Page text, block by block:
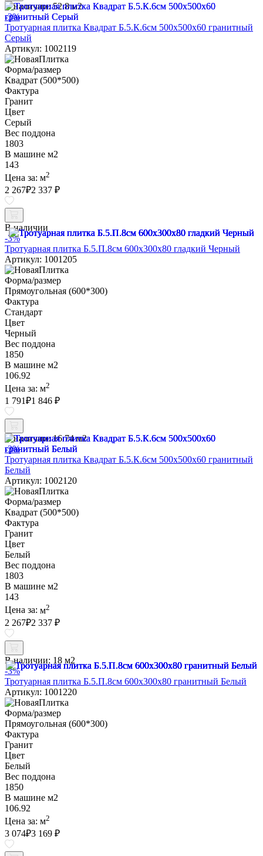
В наличии: 52.8 м2
-3%
Тротуарная плитка Квадрат Б.5.К.6см 500х500х60 гранитный
Серый
Артикул: 1002119
Форма/размер
Квадрат (500*500)
Фактура
Гранит
Цвет
Серый
Вес поддона
1803
В машине м2
143
Цена за: м2
2 267₽2 337 ₽
В наличии
-3%
Тротуарная плитка Б.5.П.8см 600х300х80 гладкий Черный
Артикул: 1001205
Форма/размер
Прямоугольная (600*300)
Фактура
Стандарт
Цвет
Черный
Вес поддона
1850
В машине м2
106.92
Цена за: м2
1 791₽1 846 ₽
В наличии: 16.74 м2
-3%
Тротуарная плитка Квадрат Б.5.К.6см 500х500х60 гранитный
Белый
Артикул: 1002120
Форма/размер
Квадрат (500*500)
Фактура
Гранит
Цвет
Белый
Вес поддона
1803
В машине м2
143
Цена за: м2
2 267₽2 337 ₽
В наличии: 18 м2
-3%
Тротуарная плитка Б.5.П.8см 600х300х80 гранитный Белый
Артикул: 1001220
Форма/размер
Прямоугольная (600*300)
Фактура
Гранит
Цвет
Белый
Вес поддона
1850
В машине м2
106.92
Цена за: м2
3 074₽3 169 ₽